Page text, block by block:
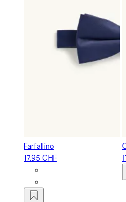
Farfallino
17.95 CHF